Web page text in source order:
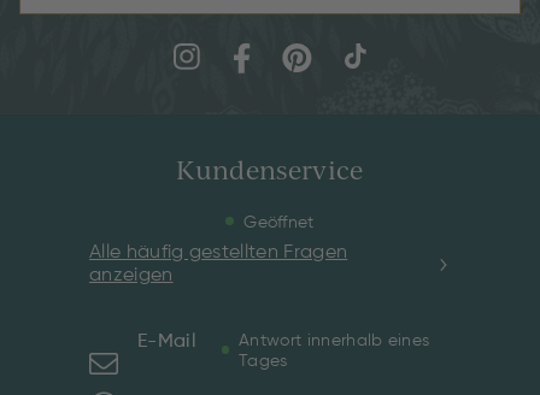
Kundenservice
Geöffnet
Alle häufig gestellten Fragen
anzeigen
E-Mail
Antwort innerhalb eines
Tages